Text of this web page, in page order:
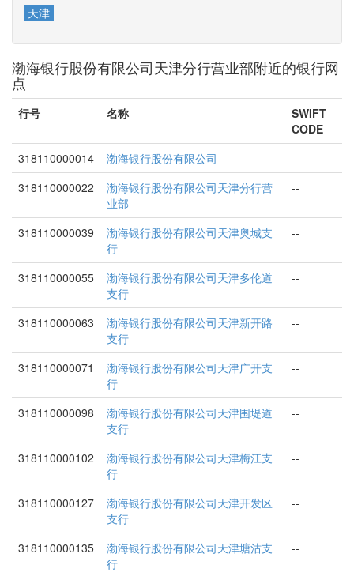
天津
渤海银行股份有限公司天津分行营业部附近的银行网
点
行号 名称
SWIFT
CODE
318110000014
渤海银行股份有限公司
--
318110000022
渤海银行股份有限公司天津分行营
业部
--
318110000039
渤海银行股份有限公司天津奥城支
行
--
318110000055
渤海银行股份有限公司天津多伦道
支行
--
318110000063
渤海银行股份有限公司天津新开路
支行
--
318110000071
渤海银行股份有限公司天津广开支
行
--
318110000098
渤海银行股份有限公司天津围堤道
支行
--
318110000102
渤海银行股份有限公司天津梅江支
行
--
318110000127
渤海银行股份有限公司天津开发区
支行
--
318110000135
渤海银行股份有限公司天津塘沽支
行
--